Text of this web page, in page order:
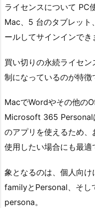
ライセンスについて PC
Mac、5 台のタブレット
ールしてサインインでき
買い切りの永続ライセ
制になっているのが特徴
MacでWordやその他の
Microsoft 365 Personal
のアプリを使えるため
使用したい場合にも最適
象となるのは、個人向
familyとPersonal、そ
persona。